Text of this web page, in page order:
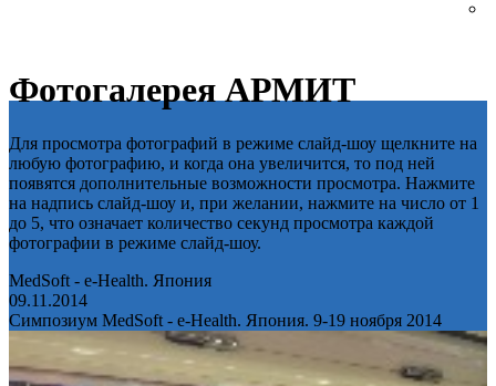
Фотогалерея АРМИТ
Для просмотра фотографий в режиме слайд-шоу щелкните на
любую фотографию, и когда она увеличится, то под ней
появятся дополнительные возможности просмотра. Нажмите
на надпись слайд-шоу и, при желании, нажмите на число от 1
до 5, что означает количество секунд просмотра каждой
фотографии в режиме слайд-шоу.
MedSoft - e-Health. Япония
09.11.2014
Симпозиум MedSoft - e-Health. Япония. 9-19 ноября 2014